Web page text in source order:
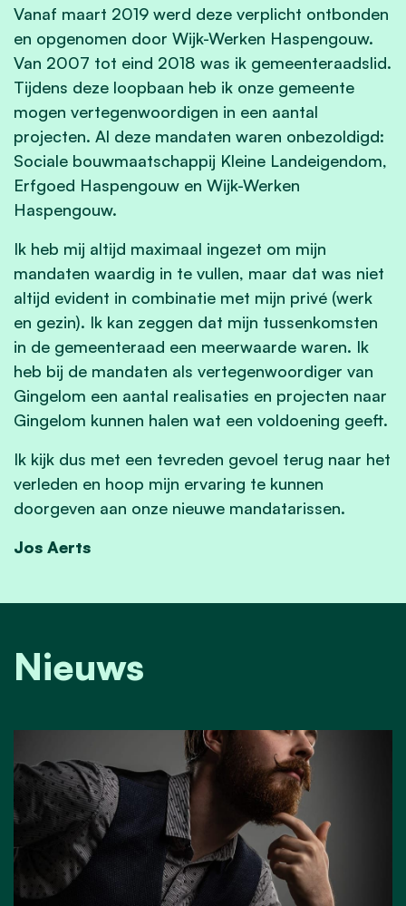
Vanaf maart 2019 werd deze verplicht ontbonden
en opgenomen door Wijk-Werken Haspengouw.
Van 2007 tot eind 2018 was ik gemeenteraadslid.
Tijdens deze loopbaan heb ik onze gemeente
mogen vertegenwoordigen in een aantal
projecten. Al deze mandaten waren onbezoldigd:
Sociale bouwmaatschappij Kleine Landeigendom,
Erfgoed Haspengouw en Wijk-Werken
Haspengouw.
Ik heb mij altijd maximaal ingezet om mijn
mandaten waardig in te vullen, maar dat was niet
altijd evident in combinatie met mijn privé (werk
en gezin). Ik kan zeggen dat mijn tussenkomsten
in de gemeenteraad een meerwaarde waren. Ik
heb bij de mandaten als vertegenwoordiger van
Gingelom een aantal realisaties en projecten naar
Gingelom kunnen halen wat een voldoening geeft.
Ik kijk dus met een tevreden gevoel terug naar het
verleden en hoop mijn ervaring te kunnen
doorgeven aan onze nieuwe mandatarissen.
Jos Aerts
Nieuws